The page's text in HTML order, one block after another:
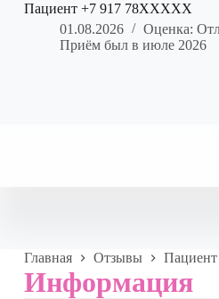
Пациент +7 917 78XXXXX
01.08.2026
Оценка:
Приём был в июле 2026
Главная Отзывы
Информация